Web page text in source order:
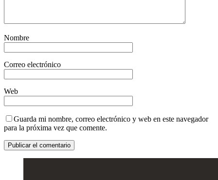
Nombre
Correo electrónico
Web
Guarda mi nombre, correo electrónico y web en este navegador
para la próxima vez que comente.